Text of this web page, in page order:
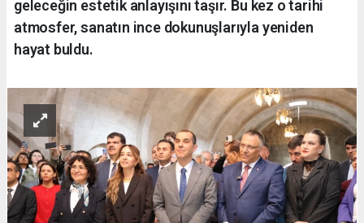
geleceğin estetik anlayışını taşır. Bu kez o tarihi
atmosfer, sanatın ince dokunuşlarıyla yeniden
hayat buldu.